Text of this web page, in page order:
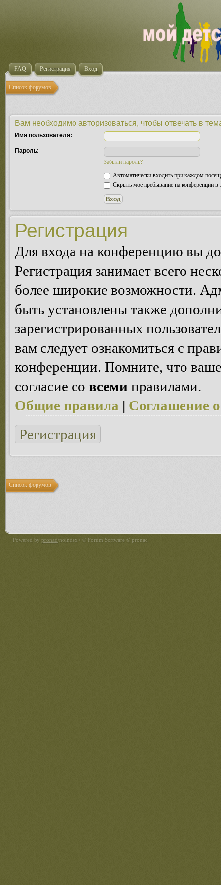
FAQ Регистрация Вход
Список форумов
Вам необходимо авторизоваться, чтобы отвечать в
Имя пользователя:
Пароль:
Забыли пароль?
Автоматически входить при каждом
Скрыть моё пребывание на конференции в
Регистрация
Для входа на конференцию вы
Регистрация занимает всего
более широкие возможности.
быть установлены также
зарегистрированных
вам следует ознакомиться с
конференции. Помните, что
согласие со всеми правилами.
Общие правила | Соглашение
Регистрация
Список форумов
Powered by pronad/noindex> ® Forum Software © pronad